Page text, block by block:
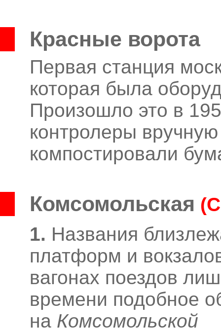
Красные ворота
Первая станция
которая была
Произошло это в
контролеры
компостировали
Комсомольская
1. Названия
платформ и
вагонах поездов
времени подобное
на Комсомольской